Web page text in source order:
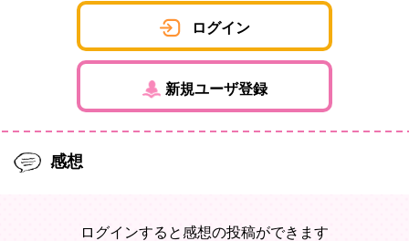
ログイン
新規ユーザ登録
感想
ログインすると感想の投稿ができます